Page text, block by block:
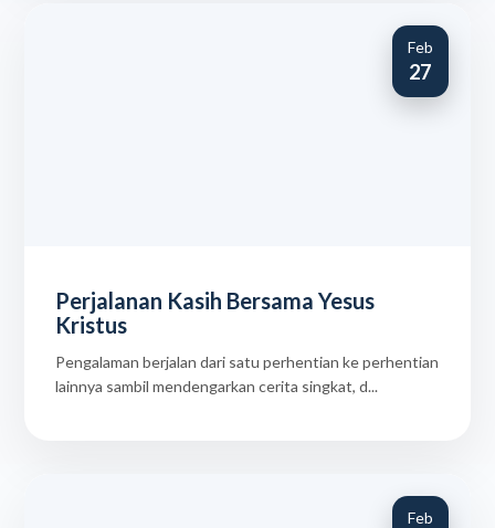
Feb
27
Perjalanan Kasih Bersama Yesus
Kristus
Pengalaman berjalan dari satu perhentian ke perhentian
lainnya sambil mendengarkan cerita singkat, d...
Feb